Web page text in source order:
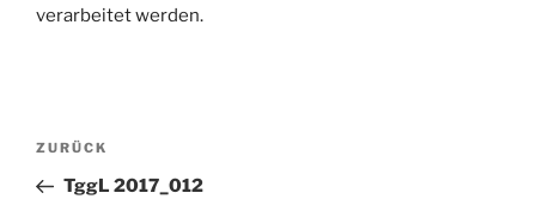
verarbeitet werden.
Beitragsnavigation
Vorheriger
Beitrag
ZURÜCK
TggL 2017_012